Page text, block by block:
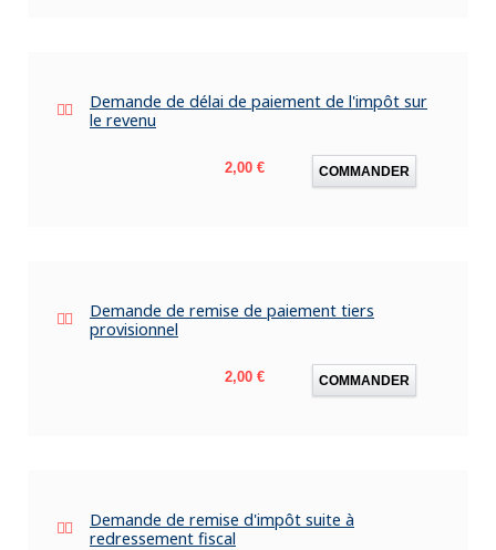
Demande de délai de paiement de l'impôt sur
le revenu
Prix
2,00 € COMMANDER
Demande de remise de paiement tiers
provisionnel
Prix
2,00 € COMMANDER
Demande de remise d'impôt suite à
redressement fiscal